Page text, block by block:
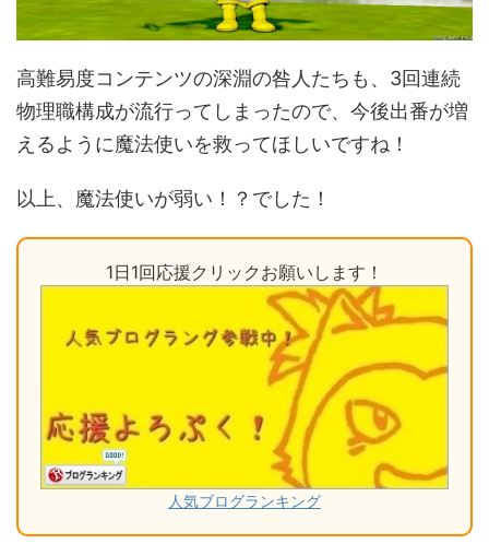
高難易度コンテンツの深淵の咎人たちも、3回連続
物理職構成が流行ってしまったので、今後出番が増
えるように魔法使いを救ってほしいですね！
以上、魔法使いが弱い！？でした！
1日1回応援クリックお願いします！
人気ブログランキング